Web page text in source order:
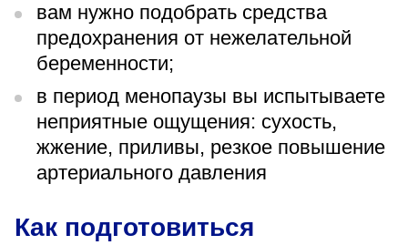
вам нужно подобрать средства
предохранения от нежелательной
беременности;
в период менопаузы вы испытываете
неприятные ощущения: сухость,
жжение, приливы, резкое повышение
артериального давления
Как подготовиться